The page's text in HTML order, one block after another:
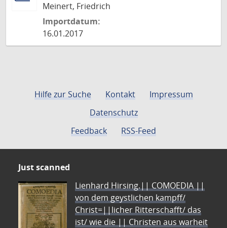
Meinert, Friedrich
Importdatum:
16.01.2017
Hilfe zur Suche Kontakt
Impressum
Datenschutz
Feedback
RSS-Feed
Just scanned
Lienhard Hirsing.|| COMOEDIA ||
von dem geystlichen kampff/
Christ=||licher Ritterschafft/ das
ist/ wie die || Christen aus warheit